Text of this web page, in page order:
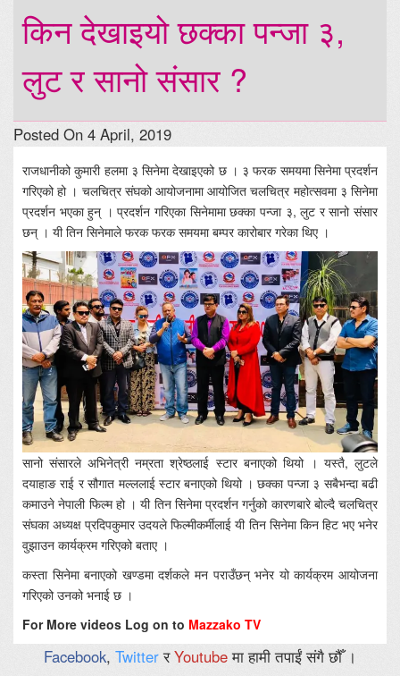
किन देखाइयो छक्का पन्जा ३,
लुट र सानो संसार ?
Posted On 4 April, 2019
राजधानीको कुमारी हलमा ३ सिनेमा देखाइएको छ । ३ फरक समयमा सिनेमा प्रदर्शन
गरिएको हो । चलचित्र संघको आयोजनामा आयोजित चलचित्र महोत्सवमा ३ सिनेमा
प्रदर्शन भएका हुन् । प्रदर्शन गरिएका सिनेमामा छक्का पन्जा ३, लुट र सानो संसार
छन् । यी तिन सिनेमाले फरक फरक समयमा बम्पर कारोबार गरेका थिए ।
सानो संसारले अभिनेत्री नम्रता श्रेष्ठलाई स्टार बनाएको थियो । यस्तै, लुटले
दयाहाङ राई र सौगात मल्ललाई स्टार बनाएको थियो । छक्का पन्जा ३ सबैभन्दा बढी
कमाउने नेपाली फिल्म हो । यी तिन सिनेमा प्रदर्शन गर्नुको कारणबारे बोल्दै चलचित्र
संघका अध्यक्ष प्रदिपकुमार उदयले फिल्मीकर्मीलाई यी तिन सिनेमा किन हिट भए भनेर
वुझाउन कार्यक्रम गरिएको बताए ।
कस्ता सिनेमा बनाएको खण्डमा दर्शकले मन पराउँछन् भनेर यो कार्यक्रम आयोजना
गरिएको उनको भनाई छ ।
For More videos Log on to Mazzako TV
Facebook, TwitterरYoutubeमा हामी तपाईं संगै छौँ ।